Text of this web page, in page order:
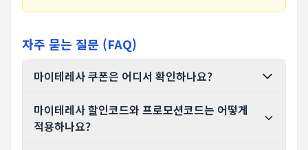
자주 묻는 질문 (FAQ)
마이테레사 쿠폰은 어디서 확인하나요?
마이테레사 할인코드와 프로모션코드는 어떻게
적용하나요?